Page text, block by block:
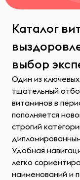
Каталог
выбор
Один из
тщательный
витаминов в
пополняется
строгий
Удобная
легко
наименований и